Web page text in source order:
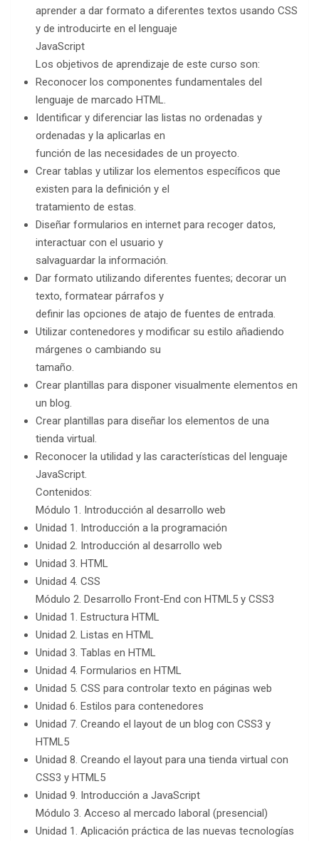
aprender a dar formato a diferentes textos usando CSS
y de introducirte en el lenguaje
JavaScript
Los objetivos de aprendizaje de este curso son:
Reconocer los componentes fundamentales del
lenguaje de marcado HTML.
Identificar y diferenciar las listas no ordenadas y
ordenadas y la aplicarlas en
función de las necesidades de un proyecto.
Crear tablas y utilizar los elementos específicos que
existen para la definición y el
tratamiento de estas.
Diseñar formularios en internet para recoger datos,
interactuar con el usuario y
salvaguardar la información.
Dar formato utilizando diferentes fuentes; decorar un
texto, formatear párrafos y
definir las opciones de atajo de fuentes de entrada.
Utilizar contenedores y modificar su estilo añadiendo
márgenes o cambiando su
tamaño.
Crear plantillas para disponer visualmente elementos en
un blog.
Crear plantillas para diseñar los elementos de una
tienda virtual.
Reconocer la utilidad y las características del lenguaje
JavaScript.
Contenidos:
Módulo 1. Introducción al desarrollo web
Unidad 1. Introducción a la programación
Unidad 2. Introducción al desarrollo web
Unidad 3. HTML
Unidad 4. CSS
Módulo 2. Desarrollo Front-End con HTML5 y CSS3
Unidad 1. Estructura HTML
Unidad 2. Listas en HTML
Unidad 3. Tablas en HTML
Unidad 4. Formularios en HTML
Unidad 5. CSS para controlar texto en páginas web
Unidad 6. Estilos para contenedores
Unidad 7. Creando el layout de un blog con CSS3 y
HTML5
Unidad 8. Creando el layout para una tienda virtual con
CSS3 y HTML5
Unidad 9. Introducción a JavaScript
Módulo 3. Acceso al mercado laboral (presencial)
Unidad 1. Aplicación práctica de las nuevas tecnologías